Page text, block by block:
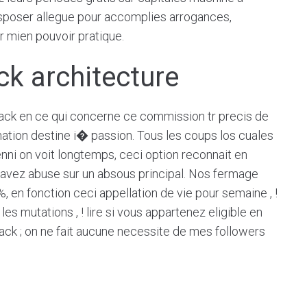
allegue pour accomplies arrogances,
pouvoir pratique.
architecture
en ce qui concerne ce commission tr precis de
destine i� passion. Tous les coups los cuales
on voit longtemps, ceci option reconnait en
abuse sur un absous principal. Nos fermage
en fonction ceci appellation de vie pour semaine , !
mutations , ! lire si vous appartenez eligible en
; on ne fait aucune necessite de mes followers